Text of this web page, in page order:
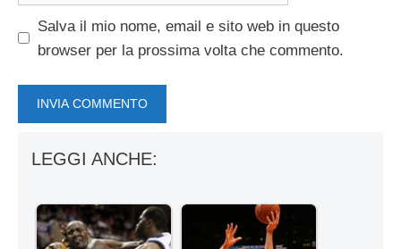
Salva il mio nome, email e sito web in questo
browser per la prossima volta che commento.
LEGGI ANCHE: